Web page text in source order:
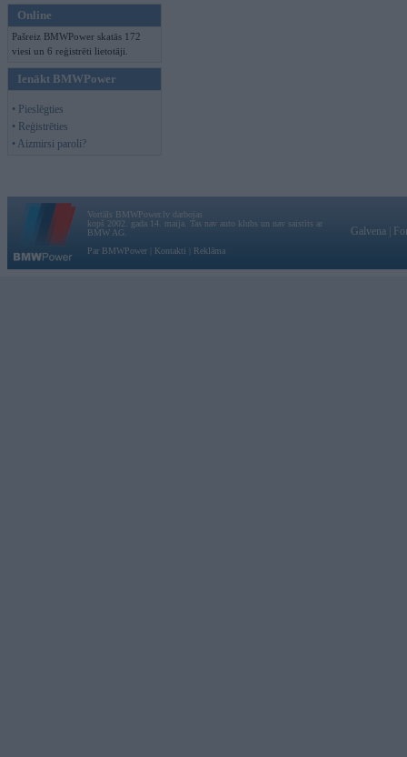
Online
Pašreiz BMWPower skatās 172
viesi un 6 reģistrēti lietotāji.
Ienākt BMWPower
• Pieslēgties
• Reģistrēties
• Aizmirsi paroli?
Vortāls BMWPower.lv darbojas
kopš 2002. gada 14. maija. Tas nav auto klubs un nav saistīts ar
BMW AG.
Par BMWPower
Kontakti Reklāma
Galvena